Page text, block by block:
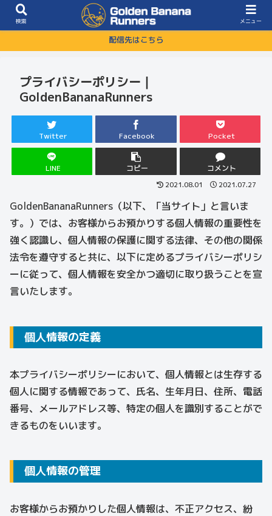
配信先はこちら
プライバシーポリシー｜
GoldenBananaRunners
Twitter Facebook Pocket
LINE コピー コメント
2021.08.01 2021.07.27
GoldenBananaRunners（以下、「当サイト」と言いま
す。）では、お客様からお預かりする個人情報の重要性を
強く認識し、個人情報の保護に関する法律、その他の関係
法令を遵守すると共に、以下に定めるプライバシーポリシ
ーに従って、個人情報を安全かつ適切に取り扱うことを宣
言いたします。
個人情報の定義
本プライバシーポリシーにおいて、個人情報とは生存する
個人に関する情報であって、氏名、生年月日、住所、電話
番号、メールアドレス等、特定の個人を識別することがで
きるものをいいます。
個人情報の管理
お客様からお預かりした個人情報は、不正アクセス、紛
検索 メニュー